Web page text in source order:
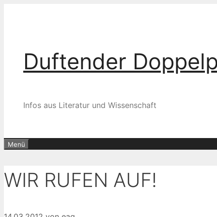
Duftender
Infos aus Literatur und Wissenschaft
Menü
WIR RUFEN AUF!